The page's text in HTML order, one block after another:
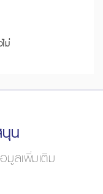
หรือไม่
น
ลเพิ่มเติม